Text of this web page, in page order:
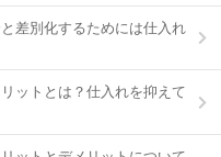
差別化するためには仕入れ
ットとは？仕入れを抑えて